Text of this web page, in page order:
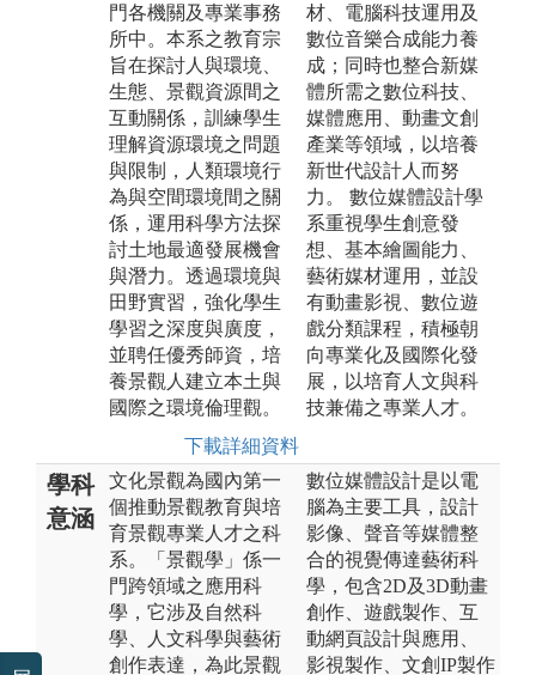
門各機關及專業事務
所中。本系之教育宗
旨在探討人與環境、
生態、景觀資源間之
互動關係，訓練學生
理解資源環境之問題
與限制，人類環境行
為與空間環境間之關
係，運用科學方法探
討土地最適發展機會
與潛力。透過環境與
田野實習，強化學生
學習之深度與廣度，
並聘任優秀師資，培
養景觀人建立本土與
國際之環境倫理觀。
下載詳細資料
材、電腦科技運用及
數位音樂合成能力養
成；同時也整合新媒
體所需之數位科技、
媒體應用、動畫文創
產業等領域，以培養
新世代設計人而努
力。 數位媒體設計學
系重視學生創意發
想、基本繪圖能力、
藝術媒材運用，並設
有動畫影視、數位遊
戲分類課程，積極朝
向專業化及國際化發
展，以培育人文與科
技兼備之專業人才。
學科
意涵
文化景觀為國內第一
個推動景觀教育與培
育景觀專業人才之科
系。「景觀學」係一
門跨領域之應用科
學，它涉及自然科
學、人文科學與藝術
創作表達，為此景觀
數位媒體設計是以電
腦為主要工具，設計
影像、聲音等媒體整
合的視覺傳達藝術科
學，包含2D及3D動畫
創作、遊戲製作、互
動網頁設計與應用、
影視製作、文創IP製作